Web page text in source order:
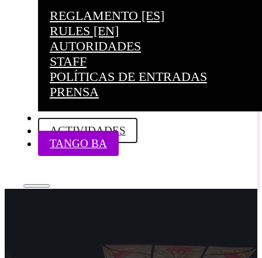
REGLAMENTO [ES]
RULES [EN]
AUTORIDADES
STAFF
POLÍTICAS DE ENTRADAS
PRENSA
ACTIVIDADES
TANGO BA